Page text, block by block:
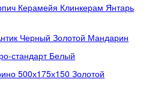
Керамейя Клинкерам Янтарь
Черный Золотой Мандарин
стандарт Белый
500х175х150 Золотой